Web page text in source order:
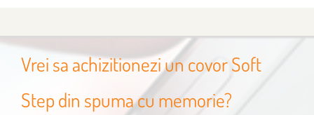
Vrei sa achizitionezi un covor Soft
Step din spuma cu memorie?